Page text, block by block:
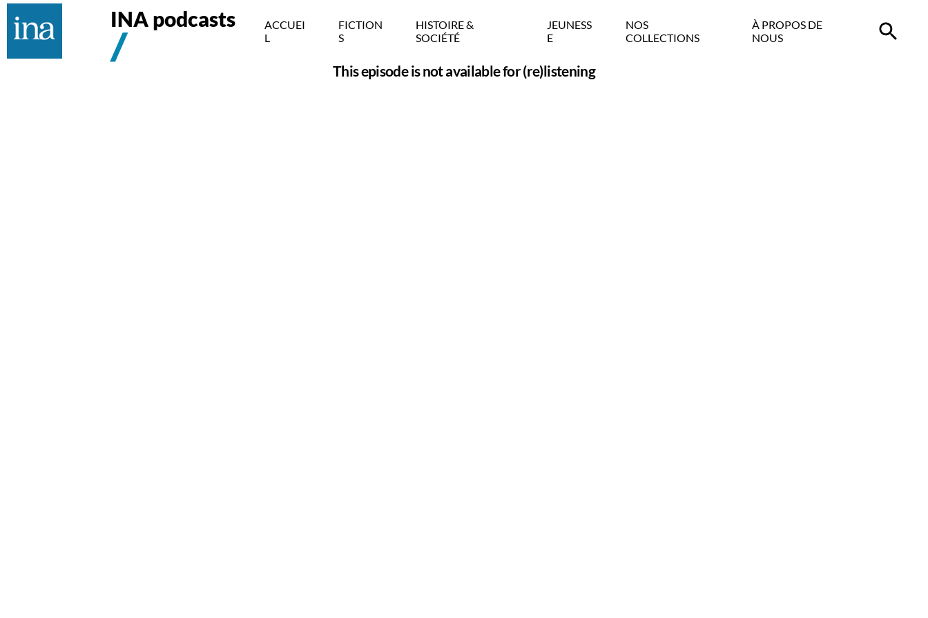
INA podcasts
ACCUEI
L
FICTION
S
HISTOIRE &
SOCIÉTÉ
JEUNESS
E
NOS
COLLECTIONS
À PROPOS DE
NOUS
This episode is not available for (re)listening